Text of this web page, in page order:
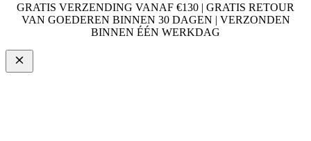
GRATIS VERZENDING VANAF €130 | GRATIS RETOUR
VAN GOEDEREN BINNEN 30 DAGEN | VERZONDEN
BINNEN ÉÉN WERKDAG